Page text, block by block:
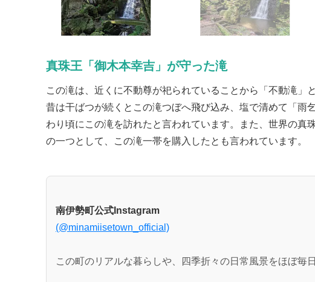
真珠王「御木本幸吉」が守った滝
この滝は、近くに不動尊が祀られていることから「不動滝」
昔は干ばつが続くとこの滝つぼへ飛び込み、塩で清めて「
わり頃にこの滝を訪れたと言われています。また、世界の
の一つとして、この滝一帯を購入したとも言われています。
南伊勢町公式Instagram
(@minamiisetown_official)
この町のリアルな暮らしや、四季折々の日常風景をほぼ毎